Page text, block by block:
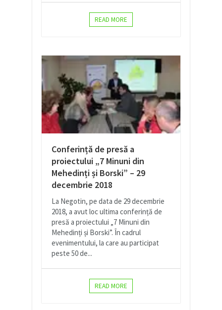
READ MORE
Conferință de presă a
proiectului „7 Minuni din
Mehedinți și Borski” – 29
decembrie 2018
La Negotin, pe data de 29 decembrie
2018, a avut loc ultima conferință de
presă a proiectului „7 Minuni din
Mehedinți și Borski”. În cadrul
evenimentului, la care au participat
peste 50 de...
READ MORE